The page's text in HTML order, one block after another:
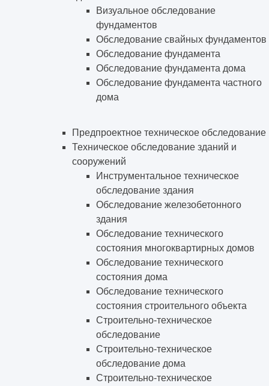
Визуальное обследование
фундаментов
Обследование свайных фундаментов
Обследование фундамента
Обследование фундамента дома
Обследование фундамента частного
дома
Предпроектное техническое обследование
Техническое обследование зданий и
сооружений
Инструментальное техническое
обследование здания
Обследование железобетонного
здания
Обследование технического
состояния многоквартирных домов
Обследование технического
состояния дома
Обследование технического
состояния строительного объекта
Строительно-техническое
обследование
Строительно-техническое
обследование дома
Строительно-техническое